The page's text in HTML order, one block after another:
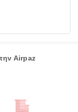
την Airpaz